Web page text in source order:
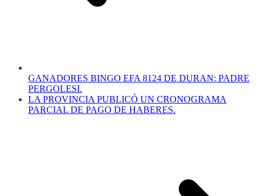
GANADORES BINGO EFA 8124 DE DURAN: PADRE
PERGOLESI.
LA PROVINCIA PUBLICÓ UN CRONOGRAMA
PARCIAL DE PAGO DE HABERES.